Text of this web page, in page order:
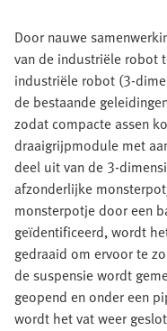
Door nauwe
van de industriële robot
industriële robot (3-
de bestaande
zodat compacte assen
draaigrijpmodule met
deel uit van de 3-
afzonderlijke
monsterpotje door een
geïdentificeerd, wordt
gedraaid om ervoor te
de suspensie wordt
geopend en onder een
wordt het vat weer